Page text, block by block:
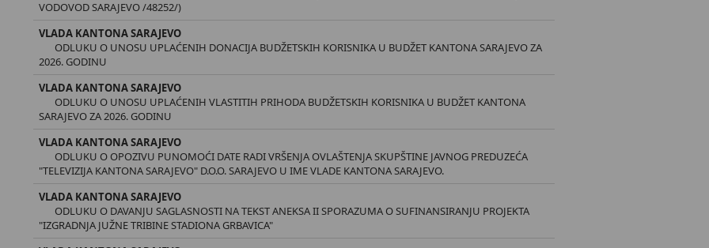
VODOVOD SARAJEVO /48252/)
VLADA KANTONA SARAJEVO
ODLUKU O UNOSU UPLAĆENIH DONACIJA BUDŽETSKIH KORISNIKA U BUDŽET KANTONA SARAJEVO ZA
2026. GODINU
VLADA KANTONA SARAJEVO
ODLUKU O UNOSU UPLAĆENIH VLASTITIH PRIHODA BUDŽETSKIH KORISNIKA U BUDŽET KANTONA
SARAJEVO ZA 2026. GODINU
VLADA KANTONA SARAJEVO
ODLUKU O OPOZIVU PUNOMOĆI DATE RADI VRŠENJA OVLAŠTENJA SKUPŠTINE JAVNOG PREDUZEĆA
"TELEVIZIJA KANTONA SARAJEVO" D.O.O. SARAJEVO U IME VLADE KANTONA SARAJEVO.
VLADA KANTONA SARAJEVO
ODLUKU O DAVANJU SAGLASNOSTI NA TEKST ANEKSA II SPORAZUMA O SUFINANSIRANJU PROJEKTA
"IZGRADNJA JUŽNE TRIBINE STADIONA GRBAVICA"